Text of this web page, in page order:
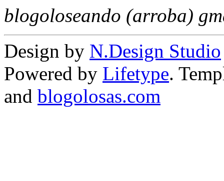
blogoloseando (arroba)
Design by N.Design Studio
Powered by Lifetype.
and blogolosas.com